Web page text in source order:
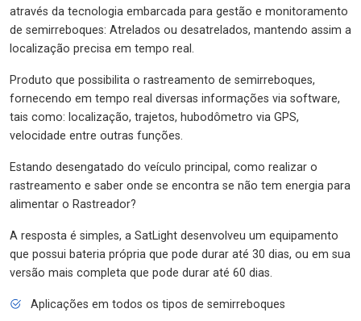
através da tecnologia embarcada para gestão e monitoramento
de semirreboques: Atrelados ou desatrelados, mantendo assim a
localização precisa em tempo real.
Produto que possibilita o rastreamento de semirreboques,
fornecendo em tempo real diversas informações via software,
tais como: localização, trajetos, hubodômetro via GPS,
velocidade entre outras funções.
Estando desengatado do veículo principal, como realizar o
rastreamento e saber onde se encontra se não tem energia para
alimentar o Rastreador?
A resposta é simples, a SatLight desenvolveu um equipamento
que possui bateria própria que pode durar até 30 dias, ou em sua
versão mais completa que pode durar até 60 dias.
Aplicações em todos os tipos de semirreboques